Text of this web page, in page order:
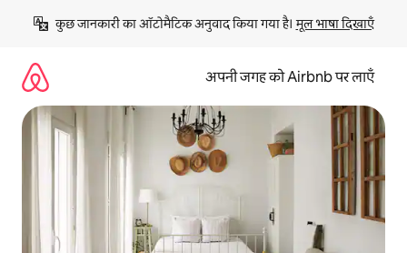
छोड़कर
कॉन्टेंट
कुछ जानकारी का ऑटोमैटिक अनुवाद किया गया है। मूल भाषा दिखाएँ
अपनी जगह को Airbnb पर लाएँ